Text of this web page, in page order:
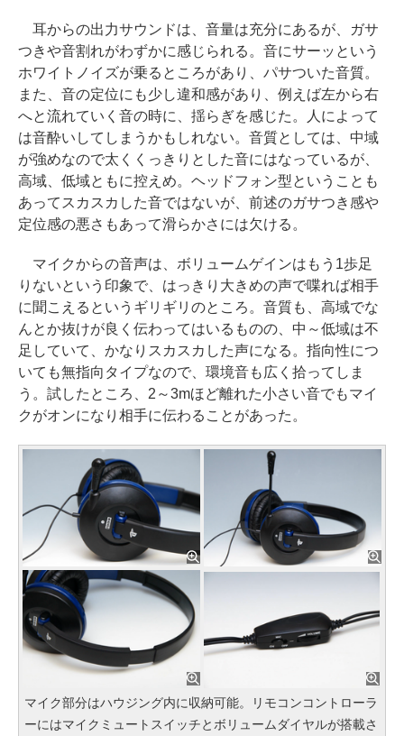
耳からの出力サウンドは、音量は充分にあるが、ガサ
つきや音割れがわずかに感じられる。音にサーッという
ホワイトノイズが乗るところがあり、パサついた音質。
また、音の定位にも少し違和感があり、例えば左から右
へと流れていく音の時に、揺らぎを感じた。人によって
は音酔いしてしまうかもしれない。音質としては、中域
が強めなので太くくっきりとした音にはなっているが、
高域、低域ともに控えめ。ヘッドフォン型ということも
あってスカスカした音ではないが、前述のガサつき感や
定位感の悪さもあって滑らかさには欠ける。
マイクからの音声は、ボリュームゲインはもう1歩足
りないという印象で、はっきり大きめの声で喋れば相手
に聞こえるというギリギリのところ。音質も、高域でな
んとか抜けが良く伝わってはいるものの、中～低域は不
足していて、かなりスカスカした声になる。指向性につ
いても無指向タイプなので、環境音も広く拾ってしま
う。試したところ、2～3mほど離れた小さい音でもマイ
クがオンになり相手に伝わることがあった。
マイク部分はハウジング内に収納可能。リモコンコントローラ
ーにはマイクミュートスイッチとボリュームダイヤルが搭載さ